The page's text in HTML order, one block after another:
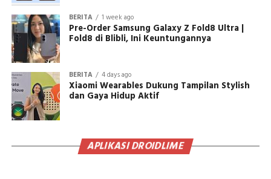
BERITA 1 week ago
Pre-Order Samsung Galaxy Z Fold8 Ultra |
Fold8 di Blibli, Ini Keuntungannya
BERITA 4 days ago
Xiaomi Wearables Dukung Tampilan Stylish
dan Gaya Hidup Aktif
APLIKASI DROIDLIME